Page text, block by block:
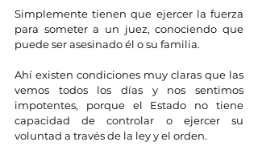
Simplemente tienen que ejercer la fuerza
para someter a un juez, conociendo que
puede ser asesinado él o su familia.
Ahí existen condiciones muy claras que las
vemos todos los días y nos sentimos
impotentes, porque el Estado no tiene
capacidad de controlar o ejercer su
voluntad a través de la ley y el orden.